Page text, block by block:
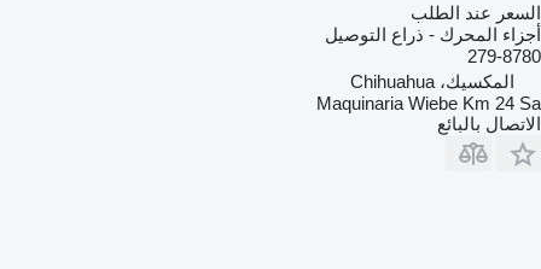
السعر عند الطلب
أجزاء المحرك - ذراع التوصيل
279-8780
المكسيك، Chihuahua
Maquinaria Wiebe Km 24 Sa
الاتصال بالبائع